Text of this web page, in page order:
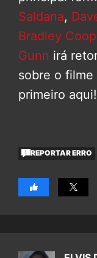
Saldana,
Bradley
Gunn irá
sobre o
primeiro aqui!
REPORTAR ERRO